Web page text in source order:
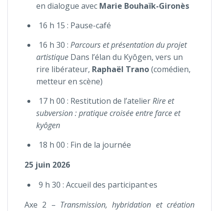
en dialogue avec Marie Bouhaïk-Gironès
16 h 15 : Pause-café
16 h 30 :Parcours et présentation du projet
artistique Dans l’élan du Kyôgen, vers un
rire libérateur, Raphaël Trano(comédien,
metteur en scène)
17 h 00 : Restitution de l’atelierRire et
subversion : pratique croisée entre farce et
kyôgen
18 h 00 : Fin de la journée
25 juin 2026
9 h 30 : Accueil des participant·es
Axe 2 – Transmission, hybridation et création